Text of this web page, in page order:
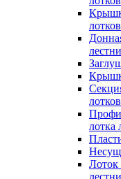
лотков
лотка
Лоток